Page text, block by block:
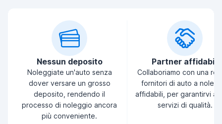
Nessun deposito
Noleggiate un'auto senza
dover versare un grosso
deposito, rendendo il
processo di noleggio ancora
più conveniente.
Partner affidabili
Collaboriamo con una
fornitori di auto a
affidabili, per garantirvi
servizi di qualità.